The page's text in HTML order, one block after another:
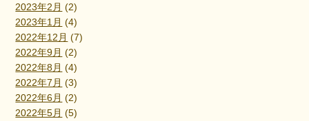
2023年2月 (2)
2023年1月 (4)
2022年12月 (7)
2022年9月 (2)
2022年8月 (4)
2022年7月 (3)
2022年6月 (2)
2022年5月 (5)